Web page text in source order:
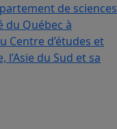
de sciences
du Québec à
Centre d’études et
l’Asie du Sud et sa